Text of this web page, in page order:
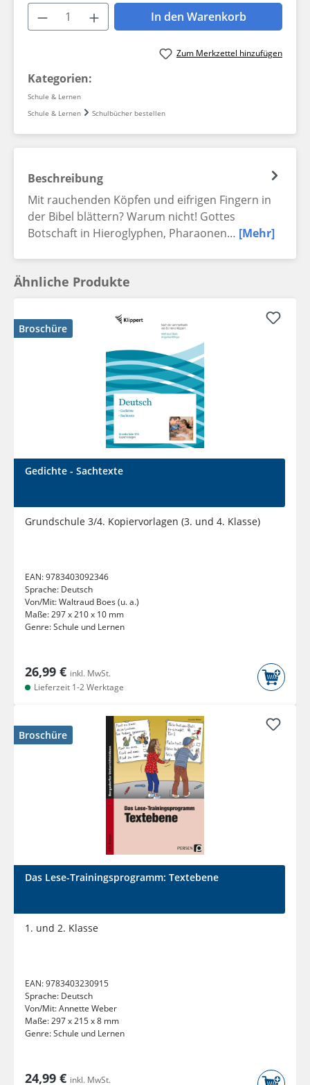
Produkt Anzahl: Gib den
In den Warenkorb
Zum Merkzettel hinzufügen
Kategorien:
Schule & Lernen
Schule & Lernen
Schulbücher bestellen
Beschreibung
Mit rauchenden Köpfen und eifrigen Fingern in
der Bibel blättern? Warum nicht! Gottes
Botschaft in Hieroglyphen, Pharaonen… [Mehr]
Ähnliche Produkte
Broschüre
Gedichte - Sachtexte
Grundschule 3/4. Kopiervorlagen (3. und 4. Klasse)
EAN:9783403092346
Sprache: Deutsch
Von/Mit:Waltraud Boes (u. a.)
Maße:297 x 210 x 10 mm
Genre:Schule und Lernen
26,99 € inkl. MwSt.
Lieferzeit 1-2 Werktage
Broschüre
Das Lese-Trainingsprogramm: Textebene
1. und 2. Klasse
EAN:9783403230915
Sprache: Deutsch
Von/Mit:Annette Weber
Maße:297 x 215 x 8 mm
Genre:Schule und Lernen
24,99 € inkl. MwSt.